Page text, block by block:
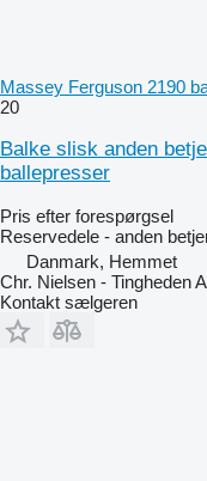
Massey Ferguson 2190
20
Balke slisk anden
ballepresser
Pris efter forespørgsel
Reservedele - anden
Danmark, Hemmet
Chr. Nielsen - Tingheden
Kontakt sælgeren